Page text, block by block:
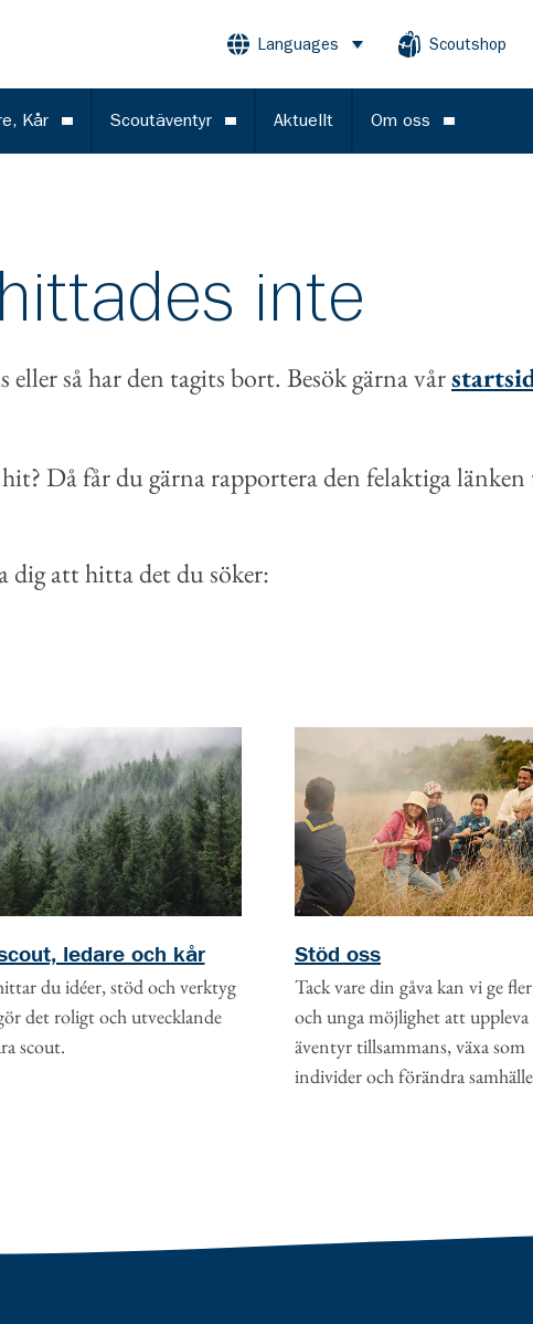
Languages Öppna menyScoutshop
Kår Öppna meny
Scoutäventyr Öppna meny
Aktuellt Om oss Öppna meny
inte
så har den tagits bort. Besök gärna vår
Då får du gärna rapportera den felaktiga
dig att hitta det du söker:
ledare och kår
du idéer, stöd och verktyg
det roligt och utvecklande
scout.
Stöd oss
Tack vare din gåva kan vi ge
och unga möjlighet att uppleva
äventyr tillsammans, växa som
individer och förändra